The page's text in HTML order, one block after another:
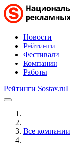
Новости
Рейтинги
Фестивали
Компании
Работы
Рейтинги Sostav.ru
Все компании